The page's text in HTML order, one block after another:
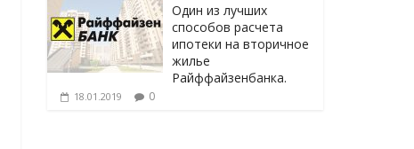
Один из лучших
способов расчета
ипотеки на вторичное
жилье
Райффайзенбанка.
18.01.2019 0